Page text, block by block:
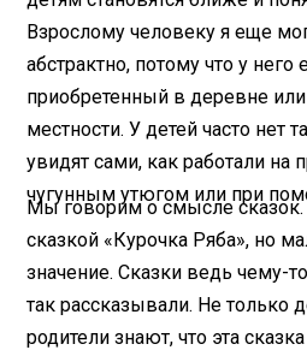
Взрослому человеку я еще
абстрактно, потому что у него
приобретенный в деревне
местности. У детей часто нет
увидят сами, как работали на
чугунным утюгом или при
Мы говорим о смысле
сказкой «Курочка Ряба», но
значение. Сказки ведь чему-
так рассказывали. Не только
родители знают, что эта